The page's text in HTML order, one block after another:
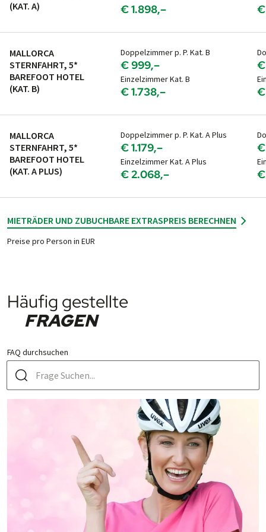
(KAT. A)
MALLORCA
STERNFAHRT, 5*
BAREFOOT HOTEL
(KAT. B)
MALLORCA
STERNFAHRT, 5*
BAREFOOT HOTEL
(KAT. A PLUS)
€ 1.898,–
Doppelzimmer p. P. Kat. B
€ 999,–
Einzelzimmer Kat. B
€ 1.738,–
Doppelzimmer p. P. Kat. A Plus
€ 1.179,–
Einzelzimmer Kat. A Plus
€ 2.068,–
€
€
€
€
€
MIETRÄDER UND ZUBUCHBARE EXTRASPREIS BERECHNEN
Preise pro Person in EUR
Häufig gestellte
FRAGEN
FAQ durchsuchen